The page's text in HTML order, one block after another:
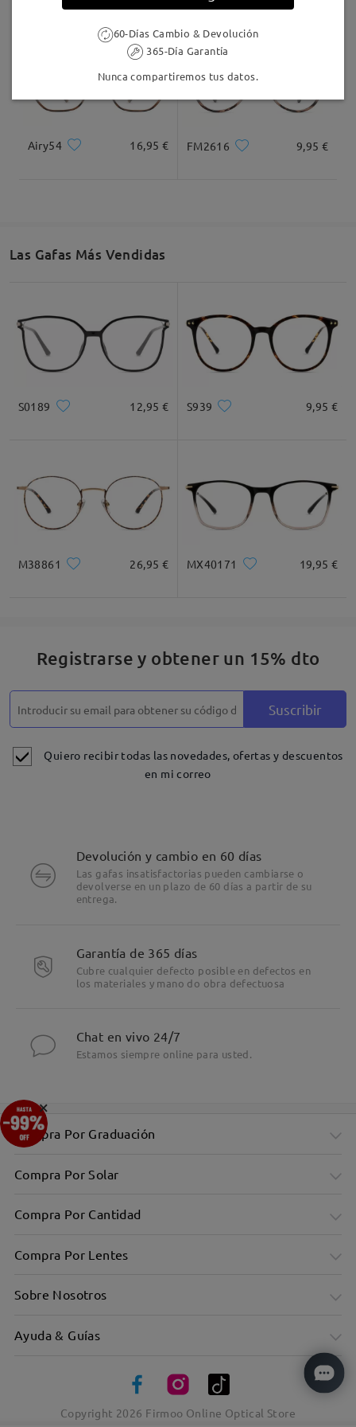
Airy54 16,95 € FM2616 9,95 €
Las Gafas Más Vendidas
S0189 12,95 € S939 9,95 €
M38861 26,95 € MX40171 19,95 €
Registrarse y obtener un 15% dto
Suscribir
Quiero recibir todas las novedades, ofertas y descuentos
en mi correo
Devolución y cambio en 60 días
Las gafas insatisfactorias pueden cambiarse o
devolverse en un plazo de 60 días a partir de su
entrega.
Garantía de 365 días
Cubre cualquier defecto posible en defectos en
los materiales y mano do obra defectuosa
Chat en vivo 24/7
Estamos siempre online para usted.
Compra Por Graduación
Compra Por Solar
Compra Por Cantidad
Compra Por Lentes
Sobre Nosotros
Ayuda & Guías
Copyright 2026 Firmoo Online Optical Store
×
60-Días Cambio & Devolución
365-Día Garantía
Nunca compartiremos tus datos.